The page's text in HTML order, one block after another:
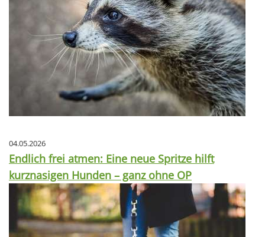
04.05.2026
Endlich frei atmen: Eine neue Spritze hilft
kurznasigen Hunden – ganz ohne OP